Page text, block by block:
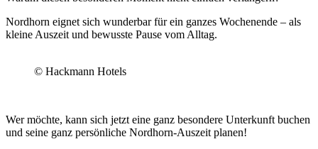
Nordhorn eignet sich wunderbar für ein ganzes Wochenende – als
kleine Auszeit und bewusste Pause vom Alltag.
© Hackmann Hotels
Wer möchte, kann sich jetzt eine ganz besondere Unterkunft buchen
und seine ganz persönliche Nordhorn-Auszeit planen!